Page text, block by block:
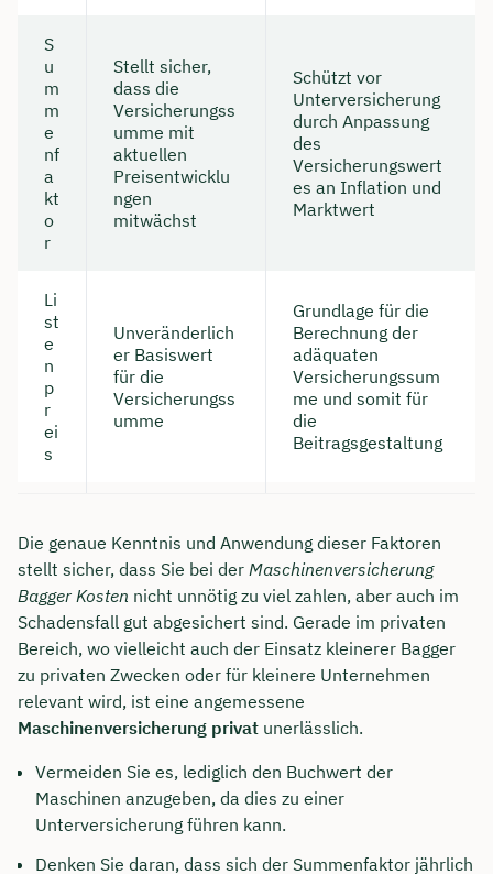
S
u
m
m
e
nf
a
kt
o
r
Stellt sicher,
dass die
Versicherungss
umme mit
aktuellen
Preisentwicklu
ngen
mitwächst
Schützt vor
Unterversicherung
durch Anpassung
des
Versicherungswert
es an Inflation und
Marktwert
Li
st
e
n
p
r
ei
s
Unveränderlich
er Basiswert
für die
Versicherungss
umme
Grundlage für die
Berechnung der
adäquaten
Versicherungssum
me und somit für
die
Beitragsgestaltung
Die genaue Kenntnis und Anwendung dieser Faktoren
stellt sicher, dass Sie bei der Maschinenversicherung
Bagger Kosten nicht unnötig zu viel zahlen, aber auch im
Schadensfall gut abgesichert sind. Gerade im privaten
Bereich, wo vielleicht auch der Einsatz kleinerer Bagger
zu privaten Zwecken oder für kleinere Unternehmen
relevant wird, ist eine angemessene
Maschinenversicherung privat unerlässlich.
Vermeiden Sie es, lediglich den Buchwert der
Maschinen anzugeben, da dies zu einer
Unterversicherung führen kann.
Denken Sie daran, dass sich der Summenfaktor jährlich